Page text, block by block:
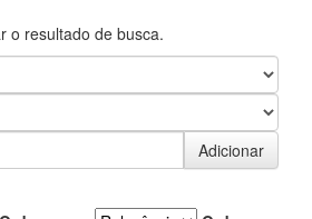
o resultado de busca.